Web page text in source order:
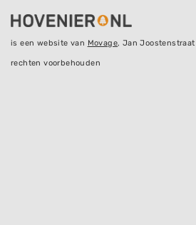
is een website van Movage, Jan Joostenstraat
rechten voorbehouden